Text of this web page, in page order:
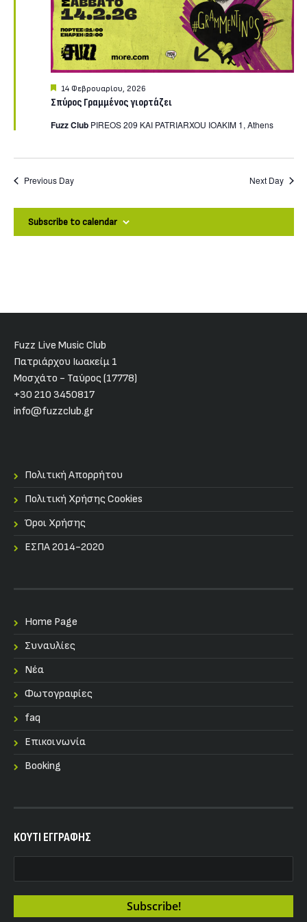
Φεβρουαρίου,
2026
Σπύρος Γραμμένος γιορτάζει
Featured
14 Φεβρουαρίου, 2026
Fuzz Club PIREOS 209 KAI PATRIARXOU IOAKIM 1, Athens
Previous Day Next Day
Subscribe to calendar
Fuzz Live Music Club
Πατριάρχου Ιωακείμ 1
Μοσχάτο - Ταύρος (17778)
+30 210 3450817
info@fuzzclub.gr
Πολιτική Απορρήτου
Πολιτική Χρήσης Cookies
Όροι Χρήσης
ΕΣΠΑ 2014-2020
Home Page
Συναυλίες
Nέα
Φωτογραφίες
faq
Επικοινωνία
Booking
KOYTI ΕΓΓΡΑΦΗΣ